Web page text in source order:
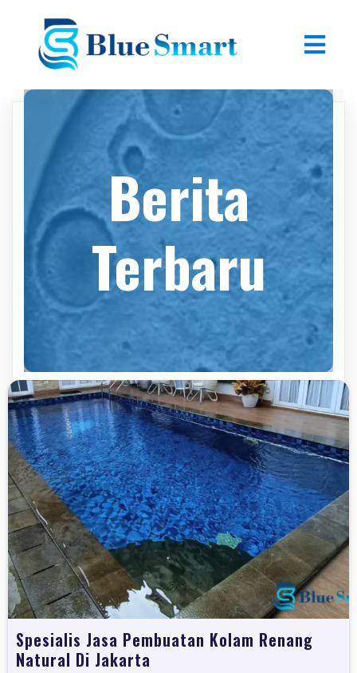
Berita
Terbaru
Spesialis Jasa Pembuatan Kolam Renang
Natural Di Jakarta